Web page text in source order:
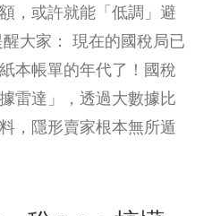
，或許就能「低調」避
大家： 現在的國稅局已
本帳單的年代了！國稅
雷達」，透過大數據比
，隱形賣家根本無所遁